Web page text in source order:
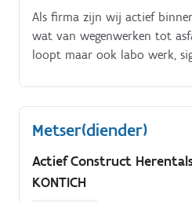
Als firma zijn wij actief
wat van wegenwerken tot
loopt maar ook labo werk,
wegenwerker worden
tunnels, bruggen, stedelijke
stabiel team met goed
Metser(diender)
Actief Construct
KONTICH